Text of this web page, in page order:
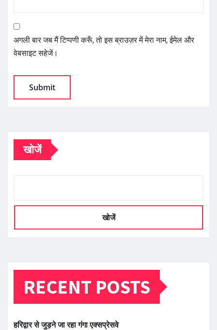
अगली बार जब मैं टिप्पणी करूँ, तो इस ब्राउज़र में मेरा नाम, ईमेल और
वेबसाइट सहेजें।
खोजें
खोजें
RECENT POSTS
हरिद्वार से जुड़ने जा रहा गंगा एक्सप्रेसवे